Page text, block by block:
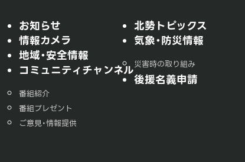
お知らせ
情報カメラ
地域・安全情報
コミュニティチャンネル
番組紹介
番組プレゼント
ご意見・情報提供
北勢トピックス
気象・防災情報
災害時の取り組み
後援名義申請